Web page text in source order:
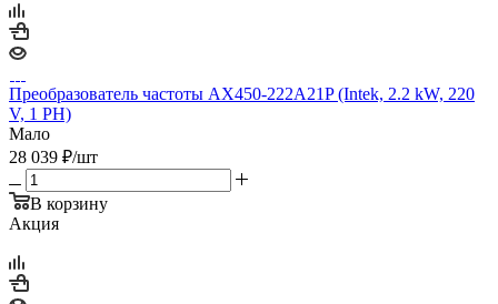
Преобразователь частоты AX450-222A21P (Intek, 2.2 kW, 220
V, 1 PH)
Мало
28 039 ₽/шт
В корзину
Акция